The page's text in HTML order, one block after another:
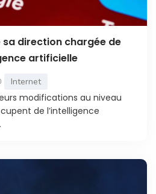
sa direction chargée de
artificielle
Internet
modifications au niveau
de l’intelligence